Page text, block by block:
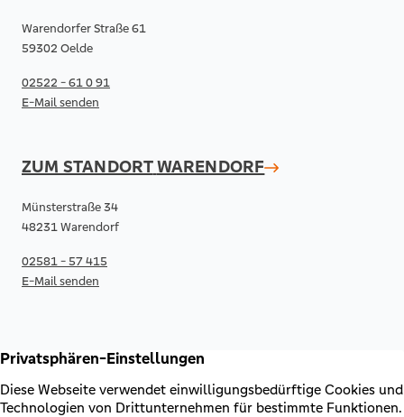
Warendorfer Straße 61
59302 Oelde
02522 - 61 0 91
E-Mail senden
ZUM STANDORTWARENDORF
Münsterstraße 34
48231 Warendorf
02581 - 57 415
E-Mail senden
RECHTLICHES & KONTAKT
Kontakt